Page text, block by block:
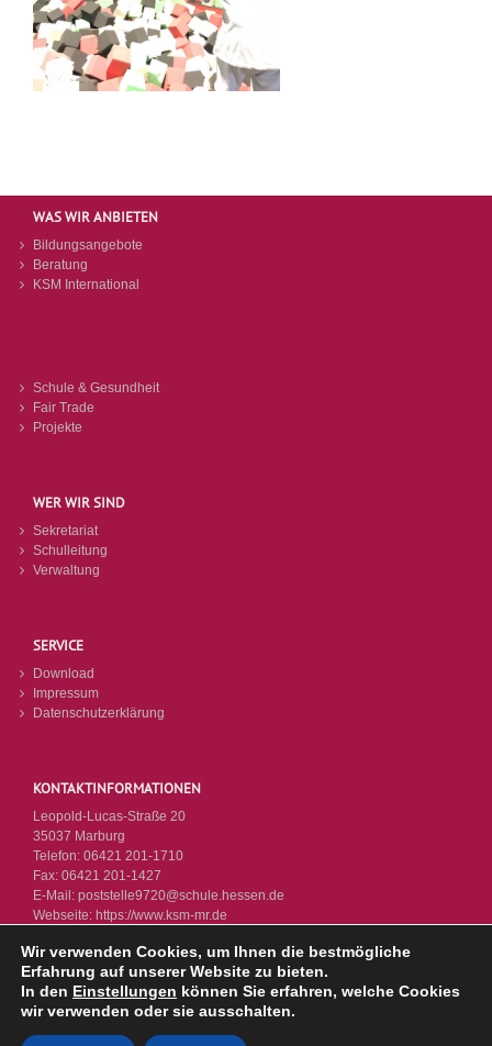
WAS WIR ANBIETEN
Bildungsangebote
Beratung
KSM International
Schule & Gesundheit
Fair Trade
Projekte
WER WIR SIND
Sekretariat
Schulleitung
Verwaltung
SERVICE
Download
Impressum
Datenschutzerklärung
KONTAKTINFORMATIONEN
Leopold-Lucas-Straße 20
35037 Marburg
Telefon: 06421 201-1710
Fax: 06421 201-1427
E-Mail: poststelle9720@schule.hessen.de
Webseite: https://www.ksm-mr.de
Wir verwenden Cookies, um Ihnen die bestmögliche
Erfahrung auf unserer Website zu bieten.
In den Einstellungen können Sie erfahren, welche Cookies
wir verwenden oder sie ausschalten.